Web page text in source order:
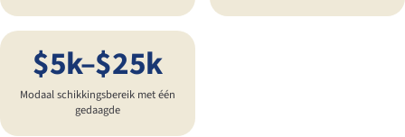
$5k–$25k
Modaal schikkingsbereik met één
gedaagde